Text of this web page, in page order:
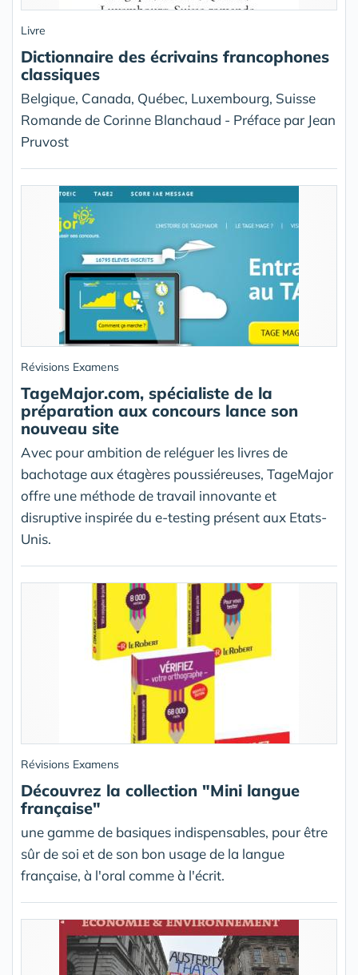
Livre
Dictionnaire des écrivains francophones
classiques
Belgique, Canada, Québec, Luxembourg, Suisse
Romande de Corinne Blanchaud - Préface par Jean
Pruvost
Révisions Examens
TageMajor.com, spécialiste de la
préparation aux concours lance son
nouveau site
Avec pour ambition de reléguer les livres de
bachotage aux étagères poussiéreuses, TageMajor
offre une méthode de travail innovante et
disruptive inspirée du e-testing présent aux Etats-
Unis.
Révisions Examens
Découvrez la collection "Mini langue
française"
une gamme de basiques indispensables, pour être
sûr de soi et de son bon usage de la langue
française, à l'oral comme à l'écrit.